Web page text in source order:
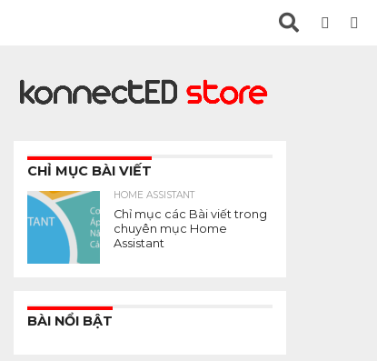
CHỈ MỤC BÀI VIẾT
HOME ASSISTANT
Chỉ mục các Bài viết trong
chuyên mục Home
Assistant
BÀI NỔI BẬT